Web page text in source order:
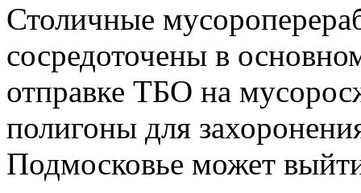
Столичные
сосредоточены в
отправке ТБО на
полигоны для
Подмосковье может